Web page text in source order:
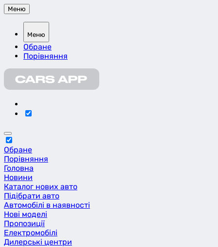
Меню
Меню
Обране
Порівняння
Обране
Порівняння
Головна
Новини
Каталог нових авто
Підібрати авто
Автомобілі в наявності
Нові моделі
Пропозиції
Eлектромобілі
Дилерські центри